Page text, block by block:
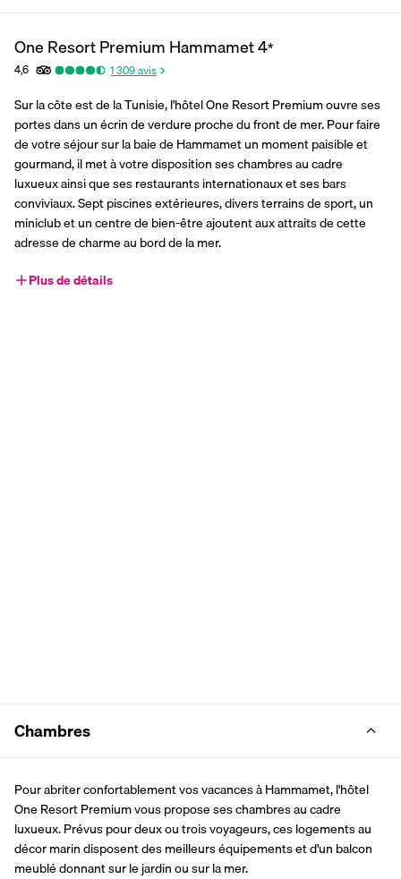
One Resort Premium Hammamet4*
4,6 1 309avis
Sur la côte est de la Tunisie, l'hôtel One Resort Premium ouvre ses
portes dans un écrin de verdure proche du front de mer. Pour faire
de votre séjour sur la baie de Hammamet un moment paisible et
gourmand, il met à votre disposition ses chambres au cadre
luxueux ainsi que ses restaurants internationaux et ses bars
conviviaux. Sept piscines extérieures, divers terrains de sport, un
miniclub et un centre de bien-être ajoutent aux attraits de cette
adresse de charme au bord de la mer.
Plus de détails
Chambres
Pour abriter confortablement vos vacances à Hammamet, l'hôtel
One Resort Premium vous propose ses chambres au cadre
luxueux. Prévus pour deux ou trois voyageurs, ces logements au
décor marin disposent des meilleurs équipements et d'un balcon
meublé donnant sur le jardin ou sur la mer.